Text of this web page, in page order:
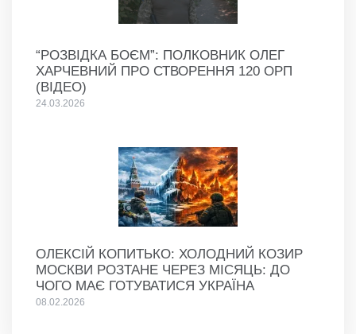
“РОЗВІДКА БОЄМ”: ПОЛКОВНИК ОЛЕГ
ХАРЧЕВНИЙ ПРО СТВОРЕННЯ 120 ОРП
(ВІДЕО)
24.03.2026
ОЛЕКСІЙ КОПИТЬКО: ХОЛОДНИЙ КОЗИР
МОСКВИ РОЗТАНЕ ЧЕРЕЗ МІСЯЦЬ: ДО
ЧОГО МАЄ ГОТУВАТИСЯ УКРАЇНА
08.02.2026